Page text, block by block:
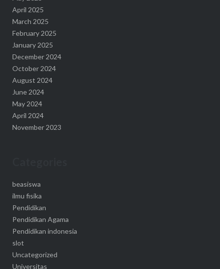
April 2025
March 2025
February 2025
January 2025
December 2024
October 2024
August 2024
June 2024
May 2024
April 2024
November 2023
beasiswa
ilmu fisika
Pendidikan
Pendidikan Agama
Pendidikan indonesia
slot
Uncategorized
Universitas